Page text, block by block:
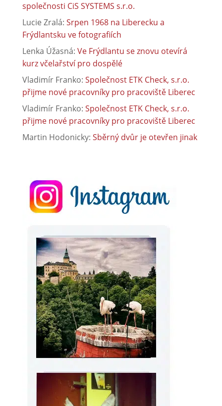
společnosti CiS SYSTEMS s.r.o.
Lucie Zralá: Srpen 1968 na Liberecku a
Frýdlantsku ve fotografiích
Lenka Úžasná: Ve Frýdlantu se znovu otevírá
kurz včelařství pro dospělé
Vladimír Franko: Společnost ETK Check, s.r.o.
přijme nové pracovníky pro pracoviště Liberec
Vladimír Franko: Společnost ETK Check, s.r.o.
přijme nové pracovníky pro pracoviště Liberec
Martin Hodonicky: Sběrný dvůr je otevřen jinak